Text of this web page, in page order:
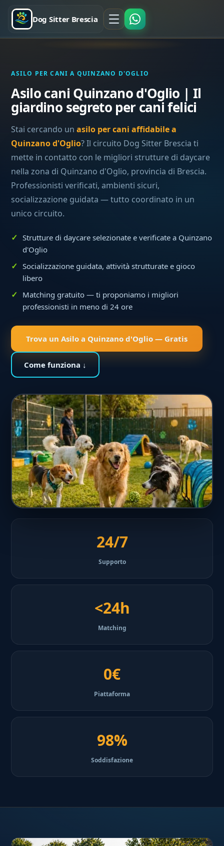
Dog Sitter Brescia
ASILO PER CANI A QUINZANO D'OGLIO
Asilo cani Quinzano d'Oglio | Il
giardino segreto per cani felici
Stai cercando unasilo per cani affidabile a
Quinzano d'Oglio? Il circuito Dog Sitter Brescia ti
mette in contatto con le migliori strutture di daycare
nella zona di Quinzano d'Oglio, provincia di Brescia.
Professionisti verificati, ambienti sicuri,
socializzazione guidata — tutto coordinato in un
unico circuito.
Strutture di daycare selezionate e verificate a Quinzano
d'Oglio
Socializzazione guidata, attività strutturate e gioco
libero
Matching gratuito — ti proponiamo i migliori
professionisti in meno di 24 ore
Trova un Asilo a Quinzano d'Oglio — Gratis
Come funziona ↓
24/7
Supporto
<24h
Matching
0€
Piattaforma
98%
Soddisfazione